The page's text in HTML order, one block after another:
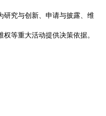
研究与创新、申请与披露、维
等重大活动提供决策依据。